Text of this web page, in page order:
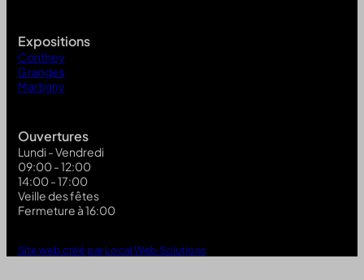
Expositions
Conthey
Granges
Martigny
Ouvertures
Lundi - Vendredi
09:00 - 12:00
14:00 - 17:00
Veille des fêtes
Fermeture à 16:00
Site web créé par Local Web Solutions